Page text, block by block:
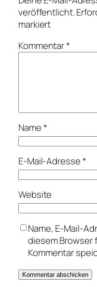
veröffentlicht.
markiert
Kommentar*
Name*
E-Mail-Adresse*
Website
Name, E-Mail-
diesem Browser
Kommentar